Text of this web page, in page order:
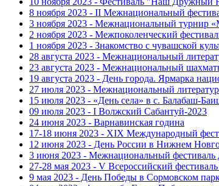
8 ноября 2023 - II Межнациональный
3 ноября 2023 - Межнациональный турнир
2 ноября 2023 - Межпоколенческий
1 ноября 2023 - Знакомство с чувашской
28 августа 2023 - Межнациональный
23 августа 2023 - Межнациональный
19 августа 2023 - День города. Ярмарка
27 июля 2023 - Межнациональный
15 июля 2023 - «День села» в с. Балабаш-
09 июля 2023 - I Волжский Сабантуй-2023
24 июня 2023 - Варнавинская година
17-18 июня 2023 - XIX Международный
12 июня 2023 - День России в Нижнем
3 июня 2023 - Межнациональный
27-28 мая 2023 - V Всероссийский
9 мая 2023 - День Победы в Сормовском